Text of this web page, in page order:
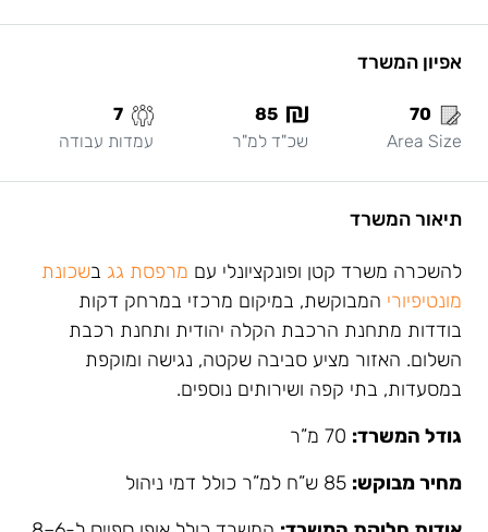
אפיון המשרד
70
Area Size
85
שכ"ד למ"ר
7
עמדות עבודה
תיאור המשרד
להשכרה משרד קטן ופונקציונלי עם מרפסת גג בשכונת
מונטיפיורי המבוקשת, במיקום מרכזי במרחק דקות
בודדות מתחנת הרכבת הקלה יהודית ותחנת רכבת
השלום. האזור מציע סביבה שקטה, נגישה ומוקפת
במסעדות, בתי קפה ושירותים נוספים.
גודל המשרד:
מחיר מבוקש: